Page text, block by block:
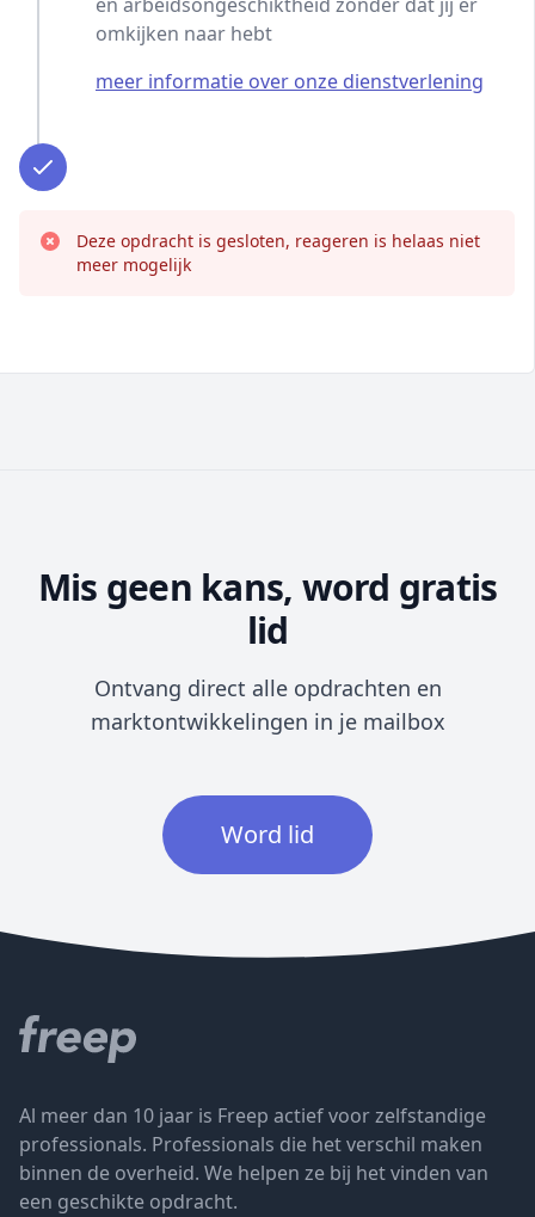
omkijken naar hebt
meer informatie over onze dienstverlening
Deze opdracht is gesloten, reageren is helaas niet
meer mogelijk
Mis geen kans, word gratis
lid
Ontvang direct alle opdrachten en
marktontwikkelingen in je mailbox
Word lid
Al meer dan 10 jaar is Freep actief voor zelfstandige
professionals. Professionals die het verschil maken
binnen de overheid. We helpen ze bij het vinden van
een geschikte opdracht.